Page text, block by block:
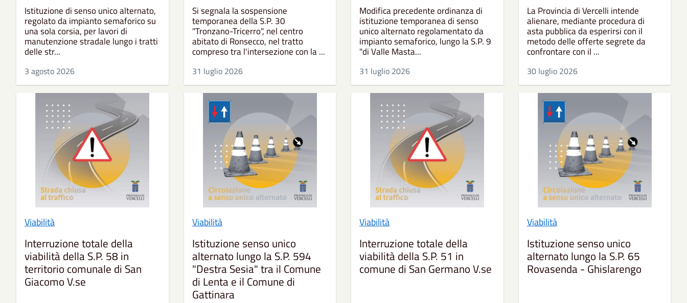
Istituzione di senso unico alternato,
regolato da impianto semaforico su
una sola corsia, per lavori di
manutenzione stradale lungo i tratti
delle str...
3 agosto 2026
Si segnala la sospensione
temporanea della S.P. 30
"Tronzano-Tricerro", nel centro
abitato di Ronsecco, nel tratto
compreso tra l'intersezione con la ...
31 luglio 2026
Modifica precedente ordinanza di
istituzione temporanea di senso
unico alternato regolamentato da
impianto semaforico, lungo la S.P. 9
"di Valle Masta...
31 luglio 2026
La Provincia di Vercelli intende
alienare, mediante procedura di
asta pubblica da esperirsi con il
metodo delle offerte segrete da
confrontare con il ...
30 luglio 2026
Viabilità
Interruzione totale della
viabilità della S.P. 58 in
territorio comunale di San
Giacomo V.se
Viabilità
Istituzione senso unico
alternato lungo la S.P. 594
"Destra Sesia" tra il Comune
di Lenta e il Comune di
Gattinara
Viabilità
Interruzione totale della
viabilità della S.P. 51 in
comune di San Germano V.se
Viabilità
Istituzione senso unico
alternato lungo la S.P. 65
Rovasenda - Ghislarengo